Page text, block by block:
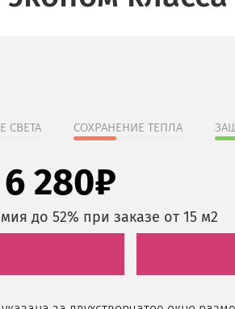
СВЕТА СОХРАНЕНИЕ ТЕПЛА
280₽
до 52% при заказе от 15 м2